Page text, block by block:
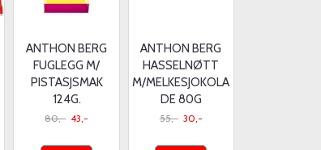
ANTHON BERG
FUGLEGG M/
PISTASJSMAK
124G.
80,- 43,-
ANTHON BERG
HASSELNØTT
M/MELKESJOKOLA
DE 80G
55,- 30,-